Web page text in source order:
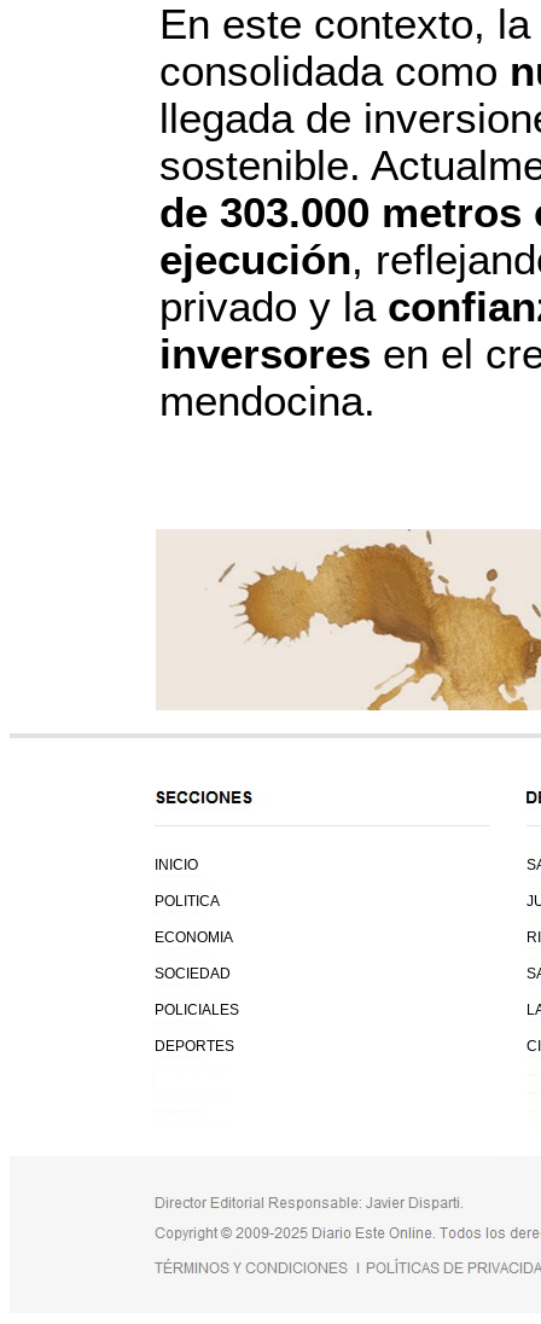
En este contexto, la
consolidada como
llegada de
sostenible.
de 303.000
ejecución,
privado y la
inversores en el
mendocina.
INICIO
POLITICA
ECONOMIA
SOCIEDAD
POLICIALES
DEPORTES